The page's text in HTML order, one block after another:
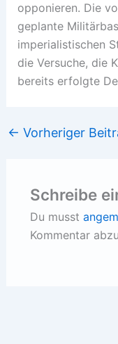
opponieren. Die
geplante
imperialistischen
die Versuche, die
bereits erfolgte
← Vorheriger
Schreibe
Du musst
Kommentar